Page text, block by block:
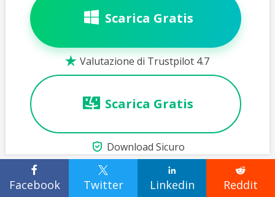

Facebook

Twitter

Linkedin

Reddit
Scarica Gratis
 Valutazione di Trustpilot 4.7
Scarica Gratis
 Download Sicuro